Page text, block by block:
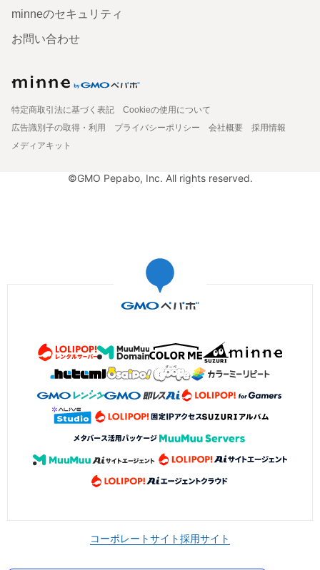
minneのセキュリティ
お問い合わせ
特定商取引法に基づく表記
Cookieの使用について
広告識別子の取得・利用
プライバシーポリシー 会社概要
採用情報
メディアキット
©GMO Pepabo, Inc. All rights reserved.
コーポレートサイト採用サイト